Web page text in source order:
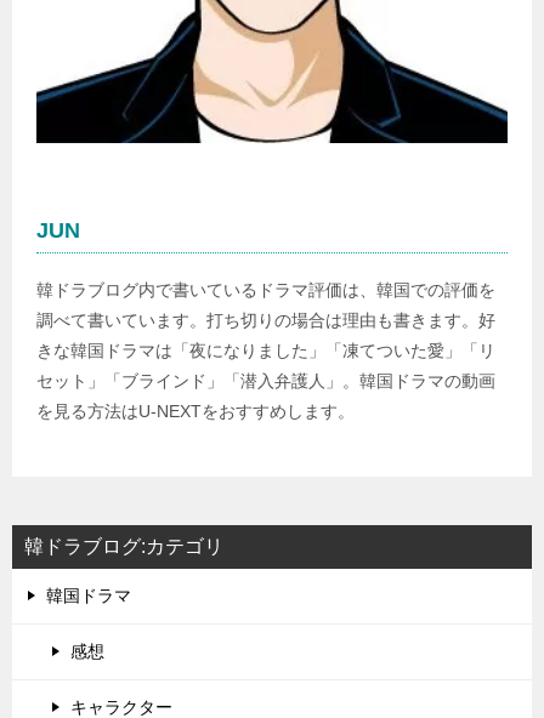
JUN
韓ドラブログ内で書いているドラマ評価は、韓国での評価を
調べて書いています。打ち切りの場合は理由も書きます。好
きな韓国ドラマは「夜になりました」「凍てついた愛」「リ
セット」「ブラインド」「潜入弁護人」。韓国ドラマの動画
を見る方法はU-NEXTをおすすめします。
韓ドラブログ:カテゴリ
韓国ドラマ
感想
キャラクター